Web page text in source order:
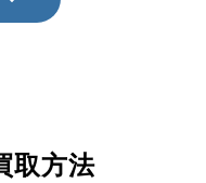
取方法